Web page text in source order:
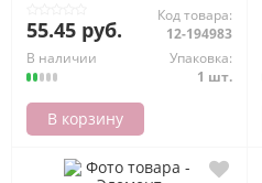
55.45 руб.
Код товара:
12-194983
В наличии
Упаковка:
1 шт.
В корзину